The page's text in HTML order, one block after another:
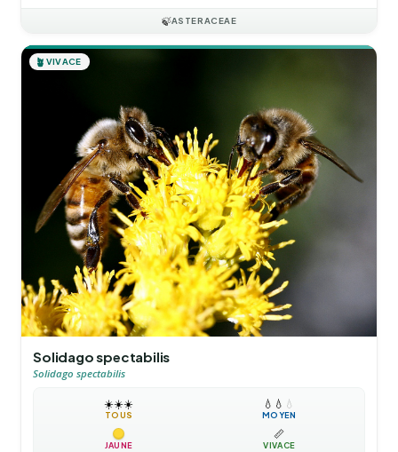
🍃ASTERACEAE
🪴 VIVACE
Solidago spectabilis
Solidago spectabilis
☀️☀️☀️
TOUS
💧 💧 💧
MOYEN
JAUNE
📏
VIVACE